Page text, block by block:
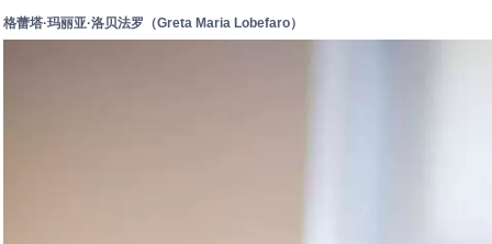
格蕾塔·玛丽亚·洛贝法罗（Greta Maria Lobefaro）